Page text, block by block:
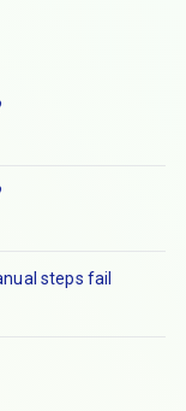
steps fail